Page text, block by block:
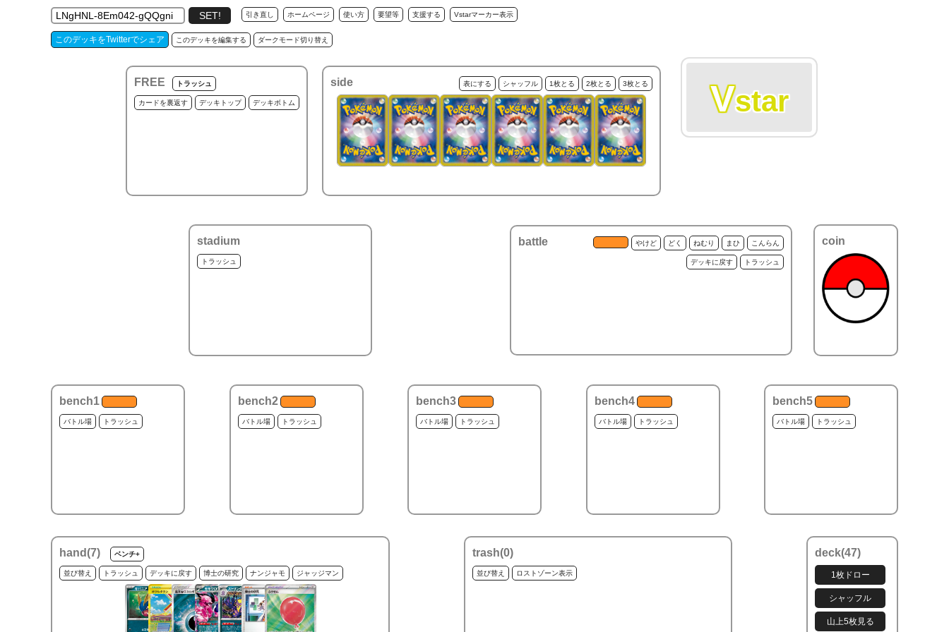
引き直し ホームページ 使い方 要望等 支援する Vstarマーカー表示
このデッキをTwitterでシェア このデッキを編集する ダークモード切り替え
FREE トラッシュ
カードを裏返す デッキトップ デッキボトム
side 表にする シャッフル 1枚とる 2枚とる 3枚とる Vstar
stadium
トラッシュ
battle やけど どく ねむり まひ こんらん
デッキに戻す トラッシュ
coin
bench1
バトル場 トラッシュ
bench2
バトル場 トラッシュ
bench3
バトル場 トラッシュ
bench4
バトル場 トラッシュ
bench5
バトル場 トラッシュ
hand(7) ベンチ+
並び替え トラッシュ デッキに戻す 博士の研究 ナンジャモ ジャッジマン
trash(0)
並び替え ロストゾーン表示
deck(47)